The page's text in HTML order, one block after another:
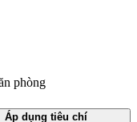
phòng
Áp dụng tiêu chí